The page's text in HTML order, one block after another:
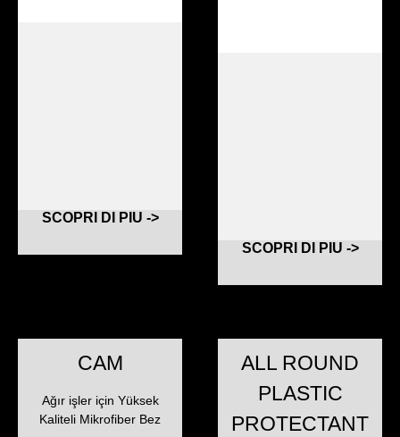
SCOPRI DI PIU ->
SCOPRI DI PIU ->
CAM
Ağır işler için Yüksek
Kaliteli Mikrofiber Bez
ALL ROUND
PLASTIC
PROTECTANT